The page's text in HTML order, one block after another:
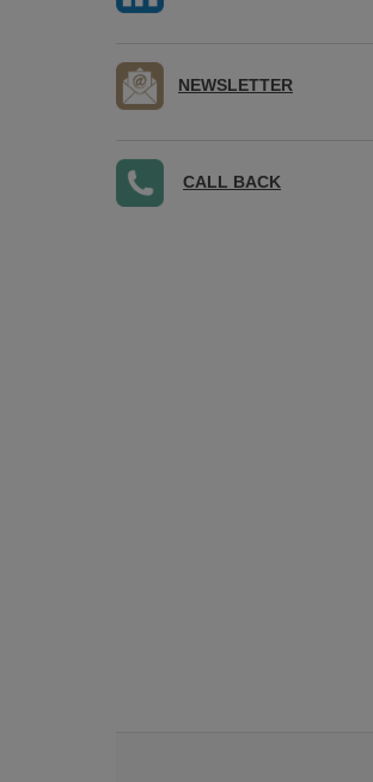
NEWSLETTER
CALL BACK